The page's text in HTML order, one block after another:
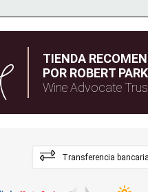
TIENDA
POR ROBERT
Wine Advocate
Transferencia bancaria